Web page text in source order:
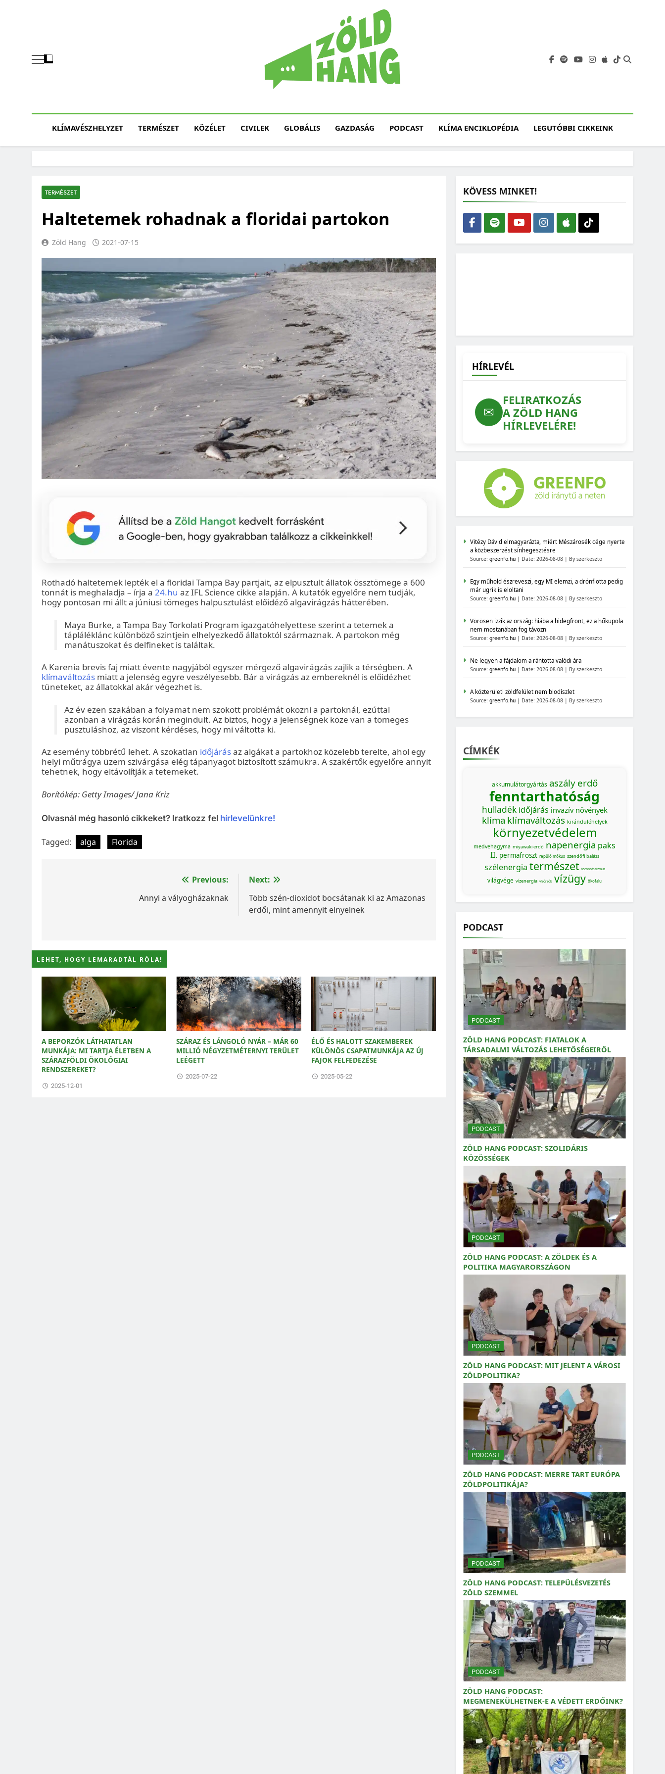
Fenntarthatóság, Jövő
KLÍMAVÉSZHELYZET TERMÉSZET KÖZÉLET CIVILEK GLOBÁLIS GAZDASÁG PODCAST KLÍMA ENCIKLOPÉDIA LEGUTÓBBI CIKKEINK
TERMÉSZET
Haltetemek rohadnak a floridai partokon
Zöld Hang 2021-07-15
Rothadó haltetemek lepték el a floridai Tampa Bay partjait, az elpusztult állatok össztömege a 600
tonnát is meghaladja – írja a 24.hu az IFL Science cikke alapján. A kutatók egyelőre nem tudják,
hogy pontosan mi állt a júniusi tömeges halpusztulást előidéző algavirágzás hátterében.
Maya Burke, a Tampa Bay Torkolati Program igazgatóhelyettese szerint a tetemek a
tápláléklánc különböző szintjein elhelyezkedő állatoktól származnak. A partokon még
manátuszokat és delfineket is találtak.
A Karenia brevis faj miatt évente nagyjából egyszer mérgező algavirágzás zajlik a térségben. A
klímaváltozás miatt a jelenség egyre veszélyesebb. Bár a virágzás az embereknél is előidézhet
tüneteket, az állatokkal akár végezhet is.
Az év ezen szakában a folyamat nem szokott problémát okozni a partoknál, ezúttal
azonban a virágzás korán megindult. Az biztos, hogy a jelenségnek köze van a tömeges
pusztuláshoz, az viszont kérdéses, hogy mi váltotta ki.
Az esemény többrétű lehet. A szokatlan időjárásaz algákat a partokhoz közelebb terelte, ahol egy
helyi műtrágya üzem szivárgása elég tápanyagot biztosított számukra. A szakértők egyelőre annyit
tehetnek, hogy eltávolítják a tetemeket.
Borítókép: Getty Images/ Jana Kriz
Olvasnál még hasonló cikkeket? Iratkozz fel hírlevelünkre!
Tagged: alga Florida
Previous:
Annyi a vályogházaknak
Next:
Több szén-dioxidot bocsátanak ki az Amazonas
erdői, mint amennyit elnyelnek
LEHET, HOGY LEMARADTÁL RÓLA!
A BEPORZÓK LÁTHATATLAN
MUNKÁJA: MI TARTJA ÉLETBEN A
SZÁRAZFÖLDI ÖKOLÓGIAI
RENDSZEREKET?
2025-12-01
SZÁRAZ ÉS LÁNGOLÓ NYÁR – MÁR 60
MILLIÓ NÉGYZETMÉTERNYI TERÜLET
LEÉGETT
2025-07-22
ÉLŐ ÉS HALOTT SZAKEMBEREK
KÜLÖNÖS CSAPATMUNKÁJA AZ ÚJ
FAJOK FELFEDEZÉSE
2025-05-22
KÖVESS MINKET!
HÍRLEVÉL
✉
FELIRATKOZÁS
A ZÖLD HANG
HÍRLEVELÉRE!
Vitézy Dávid elmagyarázta, miért Mészárosék cége nyerte
a közbeszerzést sínhegesztésre
Source:greenfo.hu Date: 2026-08-08 By szerkeszto
Egy műhold észreveszi, egy MI elemzi, a drónflotta pedig
már ugrik is eloltani
Source:greenfo.hu Date: 2026-08-08 By szerkeszto
Vörösen izzik az ország: hiába a hidegfront, ez a hőkupola
nem mostanában fog távozni
Source:greenfo.hu Date: 2026-08-08 By szerkeszto
Ne legyen a fájdalom a rántotta valódi ára
Source:greenfo.hu Date: 2026-08-08 By szerkeszto
A közterületi zöldfelület nem biodíszlet
Source:greenfo.hu Date: 2026-08-08 By szerkeszto
CÍMKÉK
akkumulátorgyártás aszály erdő
fenntarthatóság
hulladék időjárás invazív növények
klíma klímaváltozás kirándulóhelyek
környezetvédelem
medvehagyma miyawaki erdő napenergia paks
II. permafroszt repülő mókus szendőfi balázs
szélenergia természet technofasizmus
világvége vízenergia vízőrzők vízügy ökofalu
PODCAST
PODCAST
ZÖLD HANG PODCAST: FIATALOK A
TÁRSADALMI VÁLTOZÁS LEHETŐSÉGEIRŐL
PODCAST
ZÖLD HANG PODCAST: SZOLIDÁRIS
KÖZÖSSÉGEK
PODCAST
ZÖLD HANG PODCAST: A ZÖLDEK ÉS A
POLITIKA MAGYARORSZÁGON
PODCAST
ZÖLD HANG PODCAST: MIT JELENT A VÁROSI
ZÖLDPOLITIKA?
PODCAST
ZÖLD HANG PODCAST: MERRE TART EURÓPA
ZÖLDPOLITIKÁJA?
PODCAST
ZÖLD HANG PODCAST: TELEPÜLÉSVEZETÉS
ZÖLD SZEMMEL
PODCAST
ZÖLD HANG PODCAST:
MEGMENEKÜLHETNEK-E A VÉDETT ERDŐINK?